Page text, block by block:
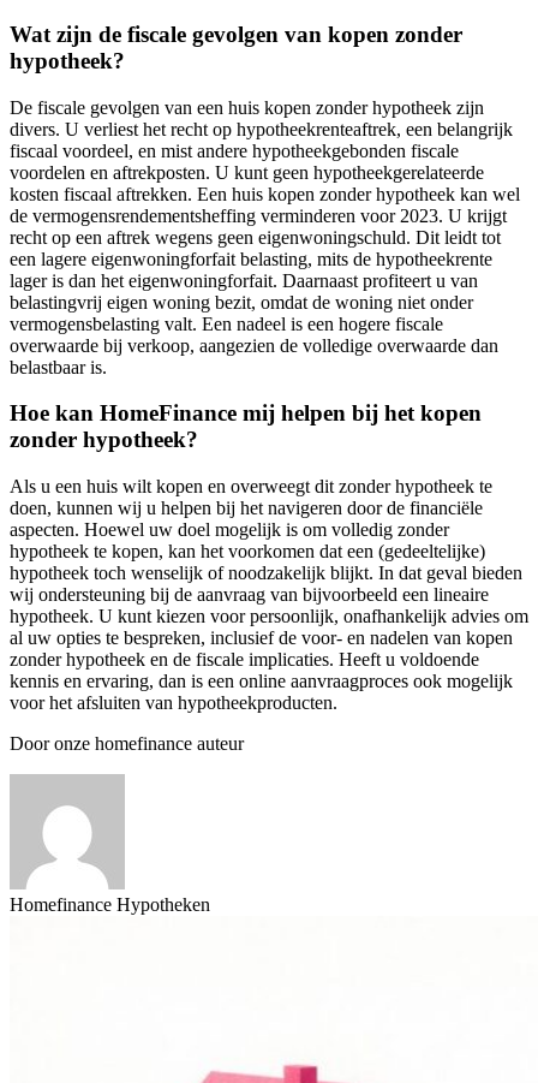
Wat zijn de fiscale gevolgen van kopen zonder
hypotheek?
De fiscale gevolgen van een huis kopen zonder hypotheek zijn
divers. U verliest het recht op hypotheekrenteaftrek, een belangrijk
fiscaal voordeel, en mist andere hypotheekgebonden fiscale
voordelen en aftrekposten. U kunt geen hypotheekgerelateerde
kosten fiscaal aftrekken. Een huis kopen zonder hypotheek kan wel
de vermogensrendementsheffing verminderen voor 2023. U krijgt
recht op een aftrek wegens geen eigenwoningschuld. Dit leidt tot
een lagere eigenwoningforfait belasting, mits de hypotheekrente
lager is dan het eigenwoningforfait. Daarnaast profiteert u van
belastingvrij eigen woning bezit, omdat de woning niet onder
vermogensbelasting valt. Een nadeel is een hogere fiscale
overwaarde bij verkoop, aangezien de volledige overwaarde dan
belastbaar is.
Hoe kan HomeFinance mij helpen bij het kopen
zonder hypotheek?
Als u een huis wilt kopen en overweegt dit zonder hypotheek te
doen, kunnen wij u helpen bij het navigeren door de financiële
aspecten. Hoewel uw doel mogelijk is om volledig zonder
hypotheek te kopen, kan het voorkomen dat een (gedeeltelijke)
hypotheek toch wenselijk of noodzakelijk blijkt. In dat geval bieden
wij ondersteuning bij de aanvraag van bijvoorbeeld een lineaire
hypotheek. U kunt kiezen voor persoonlijk, onafhankelijk advies om
al uw opties te bespreken, inclusief de voor- en nadelen van kopen
zonder hypotheek en de fiscale implicaties. Heeft u voldoende
kennis en ervaring, dan is een online aanvraagproces ook mogelijk
voor het afsluiten van hypotheekproducten.
Door onze homefinance auteur
Homefinance Hypotheken